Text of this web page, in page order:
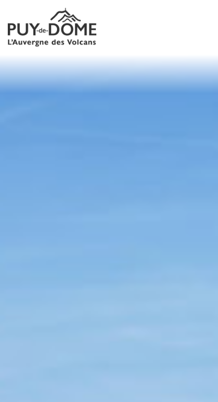
Panneau de gestion des cookies